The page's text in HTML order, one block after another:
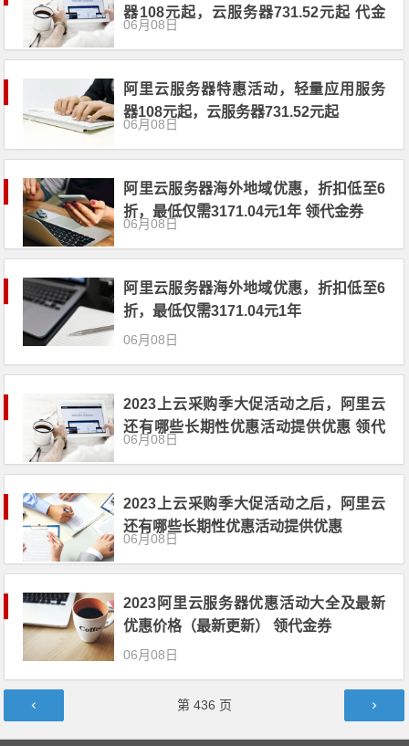
器108元起，云服务器731.52元起 代金
券优惠券
06月08日
阿里云服务器特惠活动，轻量应用服务
器108元起，云服务器731.52元起
06月08日
阿里云服务器海外地域优惠，折扣低至6
折，最低仅需3171.04元1年 领代金券
06月08日
阿里云服务器海外地域优惠，折扣低至6
折，最低仅需3171.04元1年
06月08日
2023上云采购季大促活动之后，阿里云
还有哪些长期性优惠活动提供优惠 领代
金券
06月08日
2023上云采购季大促活动之后，阿里云
还有哪些长期性优惠活动提供优惠
06月08日
2023阿里云服务器优惠活动大全及最新
优惠价格（最新更新） 领代金券
06月08日
文章导航 第 436 页